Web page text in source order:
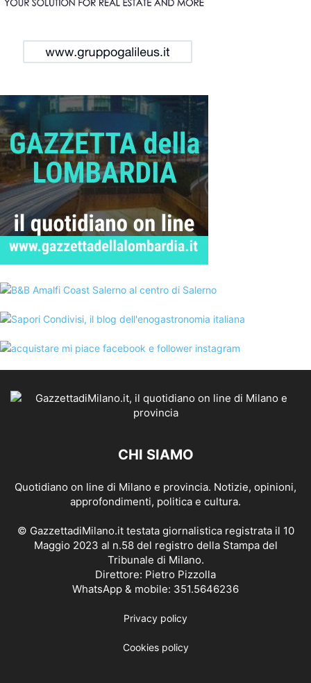
CHI SIAMO
Quotidiano on line di Milano e provincia. Notizie, opinioni,
approfondimenti, politica e cultura.
© GazzettadiMilano.it testata giornalistica registrata il 10
Maggio 2023 al n.58 del registro della Stampa del
Tribunale di Milano.
Direttore: Pietro Pizzolla
WhatsApp & mobile: 351.5646236
Privacy policy
Cookies policy